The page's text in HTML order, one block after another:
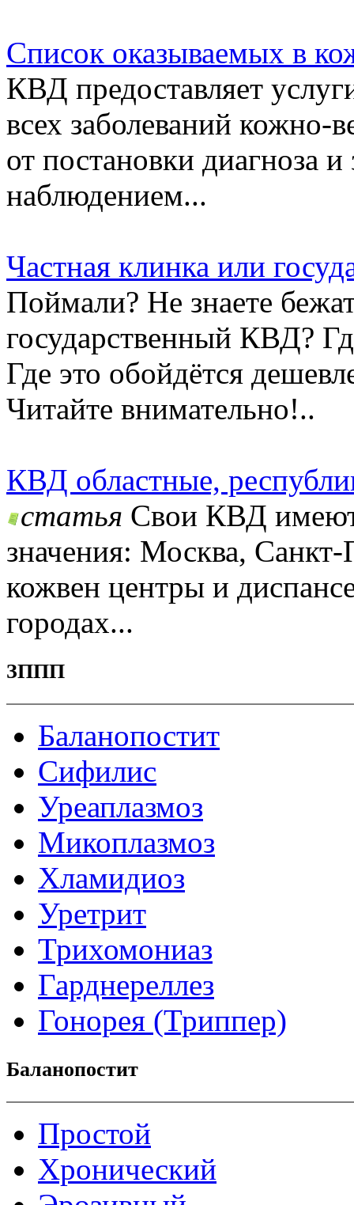
Список оказываемых в
КВД предоставляет
всех заболеваний кожно-
от постановки диагноза
наблюдением...
Частная клинка или
Поймали? Не знаете
государственный КВД?
Где это обойдётся
Читайте внимательно!..
КВД областные,
статья Свои КВД имеют
значения: Москва, Санкт-
кожвен центры и
городах...
ЗППП
Баланопостит
Сифилис
Уреаплазмоз
Микоплазмоз
Хламидиоз
Уретрит
Трихомониаз
Гарднереллез
Гонорея (Триппер)
Баланопостит
Простой
Хронический